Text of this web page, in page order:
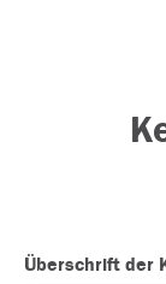
Überschrift der